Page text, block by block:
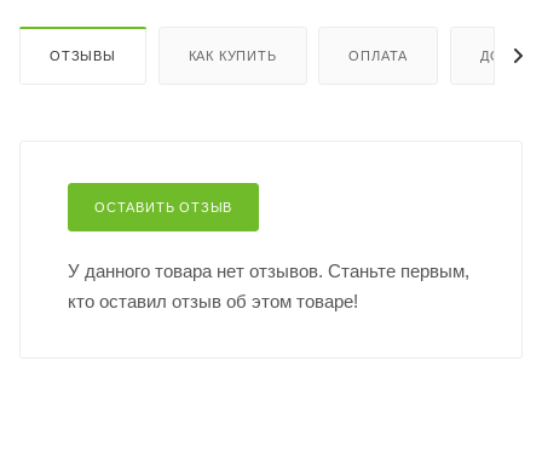
ОТЗЫВЫ КАК КУПИТЬ ОПЛАТА
ОСТАВИТЬ ОТЗЫВ
У данного товара нет отзывов. Станьте первым,
кто оставил отзыв об этом товаре!